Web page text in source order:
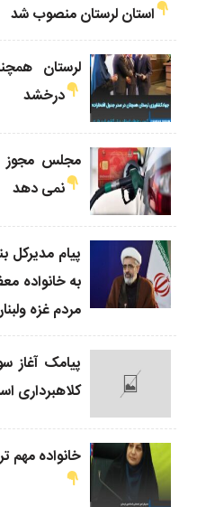
استان لرستان منصوب شد
لرستان
درخشد
مجلس مجوز
نمی دهد
پیام مدیرکل
به خانواده
مردم غزه
کلاهبرداری
خانواده مهم